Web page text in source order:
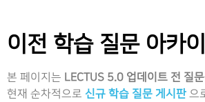
이전 학습 질문 아카
본 페이지는 LECTUS 5.0 업데이트 전 질문
현재 순차적으로 신규 학습 질문 게시판 으